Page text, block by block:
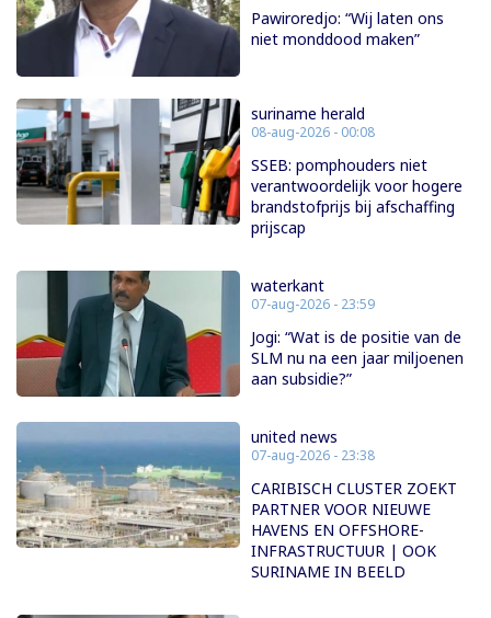
Pawiroredjo: “Wij laten ons
niet monddood maken”
suriname herald
08-aug-2026 - 00:08
SSEB: pomphouders niet
verantwoordelijk voor hogere
brandstofprijs bij afschaffing
prijscap
waterkant
07-aug-2026 - 23:59
Jogi: “Wat is de positie van de
SLM nu na een jaar miljoenen
aan subsidie?”
united news
07-aug-2026 - 23:38
CARIBISCH CLUSTER ZOEKT
PARTNER VOOR NIEUWE
HAVENS EN OFFSHORE-
INFRASTRUCTUUR | OOK
SURINAME IN BEELD